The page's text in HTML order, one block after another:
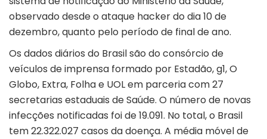
observado desde o ataque hacker do dia 10 de
dezembro, quanto pelo período de final de ano.
Os dados diários do Brasil são do consórcio de
veículos de imprensa formado por Estadão, g1, O
Globo, Extra, Folha e UOL em parceria com 27
secretarias estaduais de Saúde. O número de novas
infecções notificadas foi de 19.091. No total, o Brasil
tem 22.322.027 casos da doença. A média móvel de